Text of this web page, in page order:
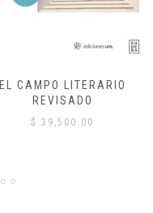
EL CAMPO LITERARIO
REVISADO
$ 39,500.00